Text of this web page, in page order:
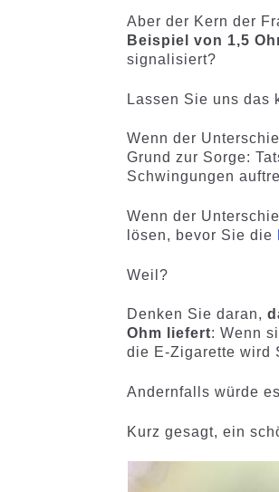
Aber der Kern der
Beispiel von 1,5
signalisiert?
Lassen Sie uns das
Wenn der
Grund zur Sorge:
Schwingungen
Wenn der
lösen, bevor Sie die
Weil?
Denken Sie daran,
Ohm liefert: Wenn
die E-Zigarette wird
Andernfalls würde
Kurz gesagt, ein